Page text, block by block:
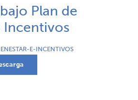
Plan de
Incentivos
E-INCENTIVOS